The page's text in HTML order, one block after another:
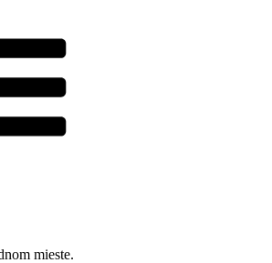
mieste.